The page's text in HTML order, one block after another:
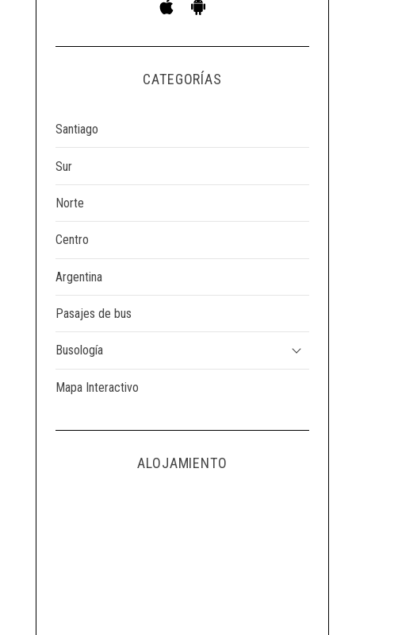
CATEGORÍAS
Santiago
Sur
Norte
Centro
Argentina
Pasajes de bus
Busología
Mapa Interactivo
ALOJAMIENTO